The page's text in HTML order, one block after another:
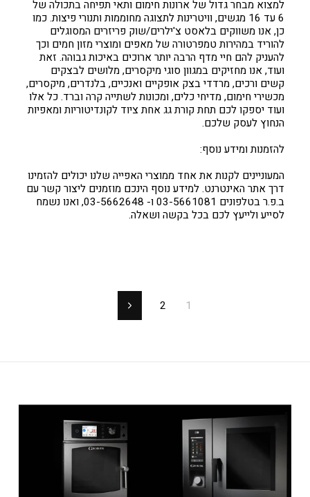
למצוא מבחר גדול של ארונות חימום ותאי תפיחה בתכולה של
6 עד 16 מגשים, וויטרינות לתצוגה מחוממות ותנורי פיצות. כמו
כן, אנו משווקים בלאסט צ'ילרים/שוק פריזרים המסוגלים
להוריד במהירות טמפרטורה של מאפים ומוצרי מזון חמים וכך
להעניק להם חיי מדף הרבה יותר ארוכים באיכות גבוהה. זאת
ועוד, אנו מחזיקים במגוון סוגי מיקסרים, מלושים לבצקים
קשים ורכים, מרדדי בצק אופקיים ואנכיים, בלנדרים, מיקסרים,
מכשירי חימום, מדיחי כלים, ומכונות לשתייה קרה וברד. כל אלו
ועוד יספקו לכם תחת קורת גג אחת ציוד לקונדיטוריות ומאפיות
הנחוץ לעסק שלכם.
להזמנות ומידע נוסף:
המעוניינים לקנות את אחד ממוצרי האפייה שלנו יכולים להזמינו
דרך אתר האינטרנט. למידע נוסף הינכם מוזמנים ליצור קשר עם
ב.פ.ר בטלפונים 03-5661081 ו- 03-5662648, ואנו נשמח
לסייע ולייעץ לכם בכל בקשה ושאלה.
1
2 הבא